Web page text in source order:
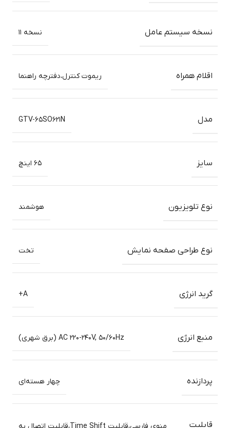
نسخه سیستم عامل نسخه ۱۱
اقلام همراه ریموت کنترل،دفترچه راهنما
مدل GTV-۶۵SO۶۲۱N
سایز ۶۵ اینچ
نوع تلویزیون هوشمند
نوع طراحی صفحه نمایش تخت
گرید انرژی A+
منبع انرژی AC ۲۲۰-۲۴۰V, ۵۰/۶۰Hz (برق شهری)
پردازنده چهار هسته‌ای
قابلیت